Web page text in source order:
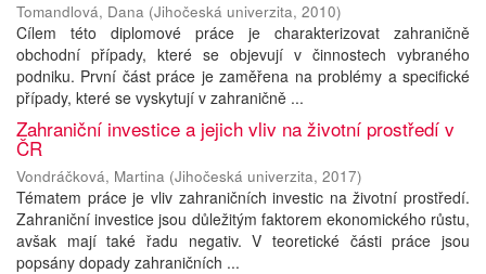
Tomandlová, Dana (Jihočeská univerzita, 2010)
Cílem této diplomové práce je charakterizovat zahraničně
obchodní případy, které se objevují v činnostech vybraného
podniku. První část práce je zaměřena na problémy a specifické
případy, které se vyskytují v zahraničně ...
Zahraniční investice a jejich vliv na životní prostředí v
ČR
Vondráčková, Martina (Jihočeská univerzita, 2017)
Tématem práce je vliv zahraničních investic na životní prostředí.
Zahraniční investice jsou důležitým faktorem ekonomického růstu,
avšak mají také řadu negativ. V teoretické části práce jsou
popsány dopady zahraničních ...